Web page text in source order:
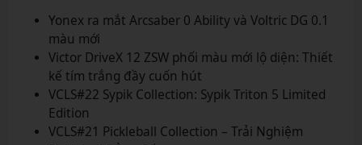
Yonex ra mắt Arcsaber 0 Ability và Voltric DG 0.1
màu mới
Victor DriveX 12 ZSW phối màu mới lộ diện: Thiết
kế tím trắng đầy cuốn hút
VCLS#22 Sypik Collection: Sypik Triton 5 Limited
Edition
VCLS#21 Pickleball Collection – Trải Nghiệm